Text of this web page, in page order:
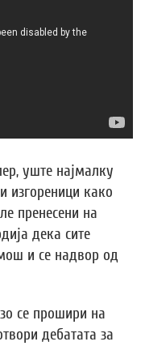
уште најмалку
изгореници како
пренесени на
дека сите
и се надвор од
се прошири на
дебатата за